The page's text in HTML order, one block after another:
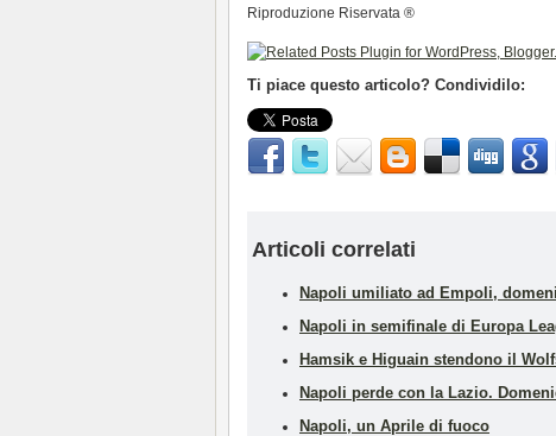
Riproduzione Riservata ®
Ti piace questo articolo? Condividilo:
Articoli correlati
Napoli umiliato ad Empoli,
Napoli in semifinale di Europa
Hamsik e Higuain stendono il
Napoli perde con la Lazio.
Napoli, un Aprile di fuoco